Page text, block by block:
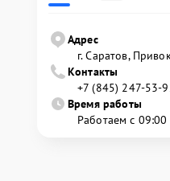
Адрес
г. Саратов,
Контакты
+7 (845) 247-53-
Время работы
Работаем с